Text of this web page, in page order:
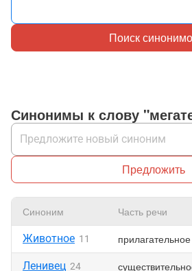
Поиск
Синонимы к слову
Предложить
Синоним Часть речи
Животное 11 прилагательное
Ленивец 24